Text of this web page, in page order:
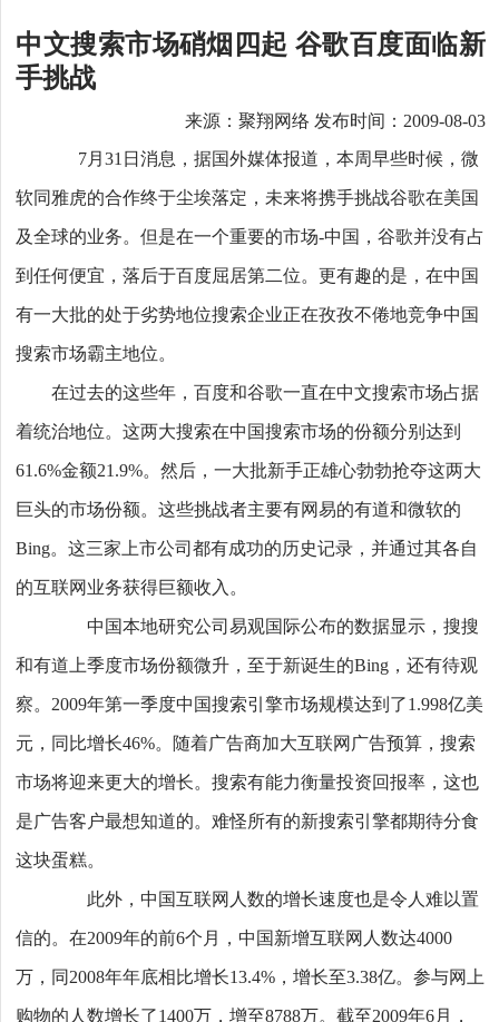
中文搜索市场硝烟四起 谷歌百度面临新
手挑战
来源：聚翔网络 发布时间：2009-08-03
7月31日消息，据国外媒体报道，本周早些时候，微
软同雅虎的合作终于尘埃落定，未来将携手挑战谷歌在美国
及全球的业务。但是在一个重要的市场-中国，谷歌并没有占
到任何便宜，落后于百度屈居第二位。更有趣的是，在中国
有一大批的处于劣势地位搜索企业正在孜孜不倦地竞争中国
搜索市场霸主地位。
在过去的这些年，百度和谷歌一直在中文搜索市场占据
着统治地位。这两大搜索在中国搜索市场的份额分别达到
61.6%金额21.9%。然后，一大批新手正雄心勃勃抢夺这两大
巨头的市场份额。这些挑战者主要有网易的有道和微软的
Bing。这三家上市公司都有成功的历史记录，并通过其各自
的互联网业务获得巨额收入。
中国本地研究公司易观国际公布的数据显示，搜搜
和有道上季度市场份额微升，至于新诞生的Bing，还有待观
察。2009年第一季度中国搜索引擎市场规模达到了1.998亿美
元，同比增长46%。随着广告商加大互联网广告预算，搜索
市场将迎来更大的增长。搜索有能力衡量投资回报率，这也
是广告客户最想知道的。难怪所有的新搜索引擎都期待分食
这块蛋糕。
此外，中国互联网人数的增长速度也是令人难以置
信的。在2009年的前6个月，中国新增互联网人数达4000
万，同2008年年底相比增长13.4%，增长至3.38亿。参与网上
购物的人数增长了1400万，增至8788万。截至2009年6月，